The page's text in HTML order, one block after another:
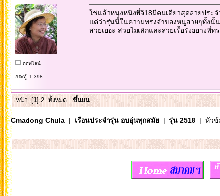
ออฟไลน์
กระทู้: 1,398
ใช่แล้วหนุงหนิงพี่จิ18มีคนเดียวสุดสวยประจ
แต่ว่ารุ่นนี้ในความทรงจำของหนูสวยๆทั้งนั้น
สวยเยอะ สวยไม่เลิกและสวยเรื้อรังอย่างพี่ท
หน้า: [1]2 ทั้งหมด ขึ้นบน
Cmadong Chula| เรือนประจำรุ่น อบอุ่นทุกสมัย| รุ่น 2518| หัวข้